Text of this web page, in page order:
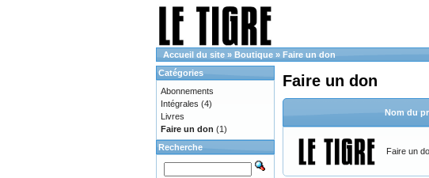
Accueil du site » Boutique » Faire un don
Faire un don
Nom du
Faire un
Catégories
Abonnements
Intégrales (4)
Livres
Faire un don (1)
Recherche